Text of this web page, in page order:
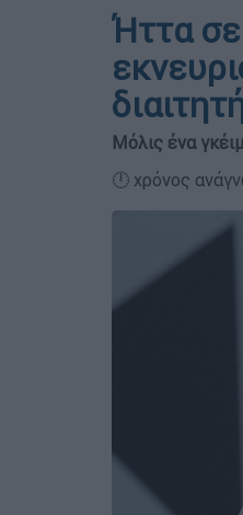
Ήττα σε
Μόλις ένα
🕛 χρόνος